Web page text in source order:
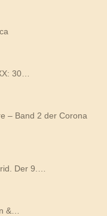
30…
– Band 2 der Corona
Der 9.…
&…